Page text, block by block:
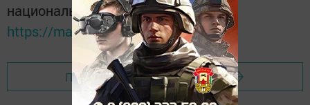
национальном мессенджере MАХ:
https://max.ru/tatmedia
Перейти на страницу новости